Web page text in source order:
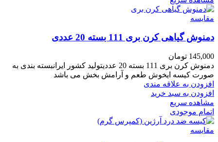
مقایسه
دمنوش گیاهی کرن بری 111 بسته 20 عددی
145,000 تومان
دمنوش کرن بری 111 بسته 20 عددیتولید کشور ایرانبسته بندی به
صورت کیسه ایخوش طعم و آرامش بخش می باشد
افزودن به علاقه مندی
افزودن به سبد خرید
مشاهده سریع
اتمام موجودی
مقایسه